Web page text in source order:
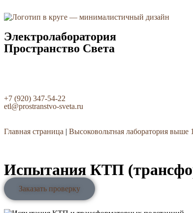
Электролаборатория
Пространство Света
+7 (920) 347-54-22
etl@prostranstvo-sveta.ru
Главная страница | Высоковольтная лаборатория выше
Испытания КТП
Заказать проверку